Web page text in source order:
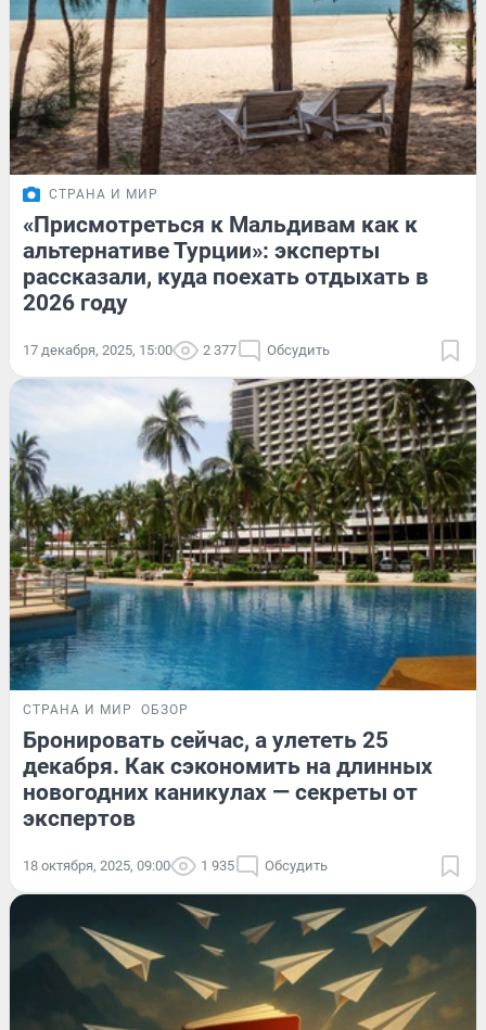
СТРАНА И МИР
«Присмотреться к Мальдивам как к
альтернативе Турции»: эксперты
рассказали, куда поехать отдыхать в
2026 году
17 декабря, 2025, 15:00 2 377 Обсудить
СТРАНА И МИР ОБЗОР
Бронировать сейчас, а улететь 25
декабря. Как сэкономить на длинных
новогодних каникулах — секреты от
экспертов
18 октября, 2025, 09:00 1 935 Обсудить